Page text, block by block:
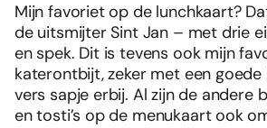
Mijn favoriet op de lunchkaart?
de uitsmijter Sint Jan – met drie
en spek. Dit is tevens ook mijn
katerontbijt, zeker met een goede
vers sapje erbij. Al zijn de andere
en tosti’s op de menukaart ook